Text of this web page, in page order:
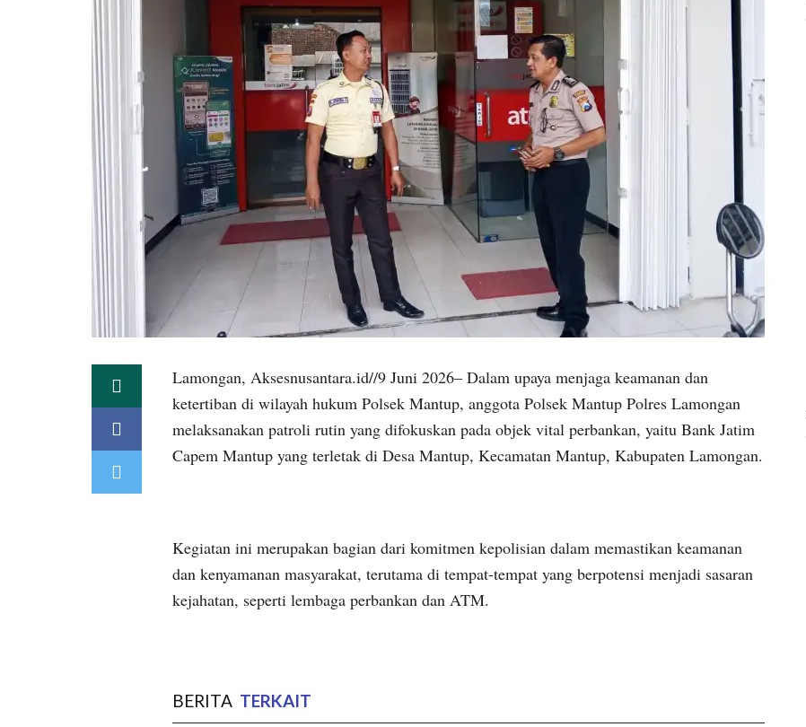
Lamongan, Aksesnusantara.id//9 Juni 2026– Dalam upaya menjaga keamanan dan
ketertiban di wilayah hukum Polsek Mantup, anggota Polsek Mantup Polres Lamongan
melaksanakan patroli rutin yang difokuskan pada objek vital perbankan, yaitu Bank Jatim
Capem Mantup yang terletak di Desa Mantup, Kecamatan Mantup, Kabupaten Lamongan.
Kegiatan ini merupakan bagian dari komitmen kepolisian dalam memastikan keamanan
dan kenyamanan masyarakat, terutama di tempat-tempat yang berpotensi menjadi sasaran
kejahatan, seperti lembaga perbankan dan ATM.
BERITA TERKAIT